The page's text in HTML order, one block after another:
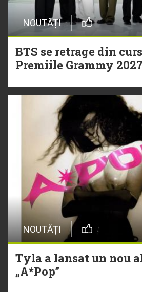
NOUTĂȚI
BTS se retrage din
Premiile Grammy 2027
NOUTĂȚI
Tyla a lansat un nou
„A*Pop”